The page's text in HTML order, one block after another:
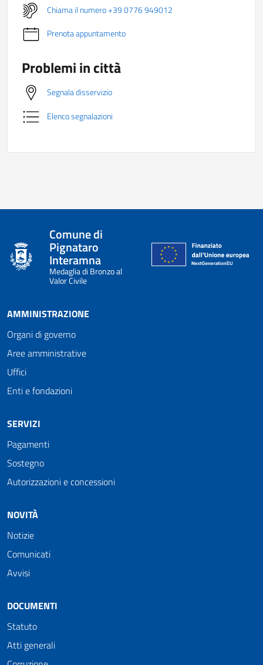
Chiama il numero +39 0776 949012
Prenota appuntamento
Problemi in città
Segnala disservizio
Elenco segnalazioni
Comune di
Pignataro
Interamna
Medaglia di Bronzo al
Valor Civile
AMMINISTRAZIONE
Organi di governo
Aree amministrative
Uffici
Enti e fondazioni
SERVIZI
Pagamenti
Sostegno
Autorizzazioni e concessioni
NOVITÀ
Notizie
Comunicati
Avvisi
DOCUMENTI
Statuto
Atti generali